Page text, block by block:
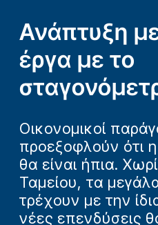
Ανάπτυξη
έργα με το
Οικονομικοί
προεξοφλούν ότι
θα είναι ήπια.
Ταμείου, τα
τρέχουν με την
νέες επενδύσεις